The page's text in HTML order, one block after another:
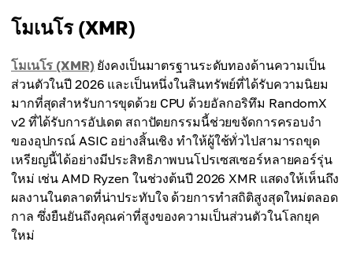
โมเนโร (XMR)
โมเนโร (XMR) ยังคงเป็นมาตรฐานระดับทองด้านความเป็น
ส่วนตัวในปี 2026 และเป็นหนึ่งในสินทรัพย์ที่ได้รับความนิยม
มากที่สุดสำหรับการขุดด้วย CPU ด้วยอัลกอริทึม RandomX
v2 ที่ได้รับการอัปเดต สถาปัตยกรรมนี้ช่วยขจัดการครอบงำ
ของอุปกรณ์ ASIC อย่างสิ้นเชิง ทำให้ผู้ใช้ทั่วไปสามารถขุด
เหรียญนี้ได้อย่างมีประสิทธิภาพบนโปรเซสเซอร์หลายคอร์รุ่น
ใหม่ เช่น AMD Ryzen ในช่วงต้นปี 2026 XMR แสดงให้เห็นถึง
ผลงานในตลาดที่น่าประทับใจ ด้วยการทำสถิติสูงสุดใหม่ตลอด
กาล ซึ่งยืนยันถึงคุณค่าที่สูงของความเป็นส่วนตัวในโลกยุค
ใหม่